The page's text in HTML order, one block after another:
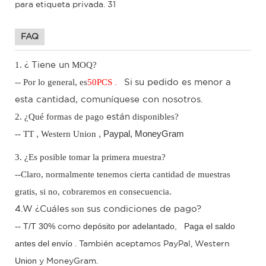
FAQ
1. ¿ Tiene un MOQ?
-- Por lo general, es50PCS Si su pedido es menor a
esta cantidad, comuníquese con nosotros.
2. ¿Qué formas de pago están disponibles?
-- TT , Western Union , Paypal, MoneyGram
3. ¿Es posible tomar la primera muestra?
--Claro, normalmente tenemos cierta cantidad de muestras
gratis, si no, cobraremos en consecuencia.
4.W ¿Cuáles son sus condiciones de pago?
-- T/T 30% como depósito por adelantado,
Paga el saldo
antes del envío
También aceptamos PayPal, Western
Union y MoneyGram.